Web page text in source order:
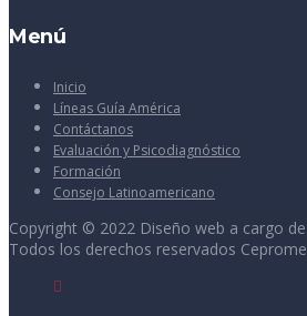
Menú
Inicio
Líneas Guía América
Contáctanos
Evaluación y Psicodiagnóstico
Formación
Consejo Latinoamericano
Copyright © 2022 Diseño web a cargo de
Todos los derechos reservados